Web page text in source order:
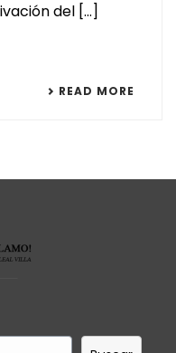
del [...]
READ MORE